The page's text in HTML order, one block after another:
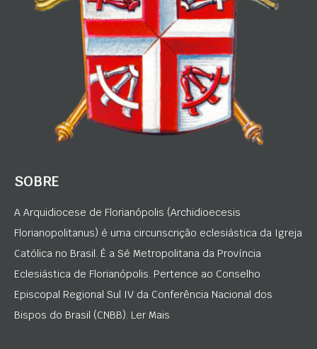
SOBRE
A Arquidiocese de Florianópolis (Archidioecesis
Florianopolitanus) é uma circunscrição eclesiástica da Igreja
Católica no Brasil. É a Sé Metropolitana da Província
Eclesiástica de Florianópolis. Pertence ao Conselho
Episcopal Regional Sul IV da Conferência Nacional dos
Bispos do Brasil (CNBB). Ler Mais